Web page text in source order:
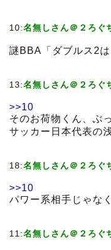
10:名無しさん＠２ろぐ
謎BBA「ダブルス2
13:名無しさん＠２ろぐ
>>10
そのお荷物くん、ぶ
サッカー日本代表の
18:名無しさん＠２ろぐ
>>10
パワー系相手じゃな
11:名無しさん＠２ろぐ